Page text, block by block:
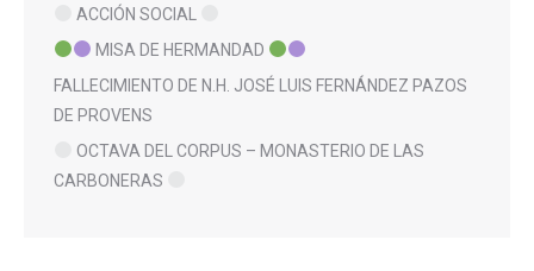
ACCIÓN SOCIAL
MISA DE HERMANDAD
FALLECIMIENTO DE N.H. JOSÉ LUIS FERNÁNDEZ PAZOS
DE PROVENS
OCTAVA DEL CORPUS – MONASTERIO DE LAS
CARBONERAS